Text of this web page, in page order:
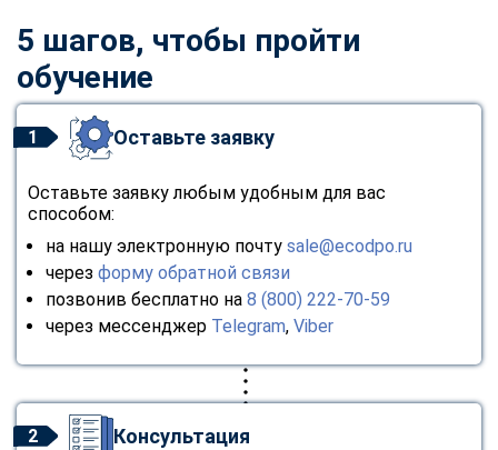
5 шагов, чтобы пройти
обучение
1 Оставьте заявку
Оставьте заявку любым удобным для вас
способом:
на нашу электронную почту sale@ecodpo.ru
через форму обратной связи
позвонив бесплатно на 8 (800) 222-70-59
через мессенджер Telegram, Viber
2 Консультация